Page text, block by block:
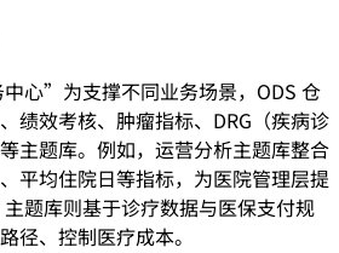
心”为支撑不同业务场景，ODS 仓
绩效考核、肿瘤指标、DRG（疾病诊
主题库。例如，运营分析主题库整合
平均住院日等指标，为医院管理层提
题库则基于诊疗数据与医保支付规
径、控制医疗成本。